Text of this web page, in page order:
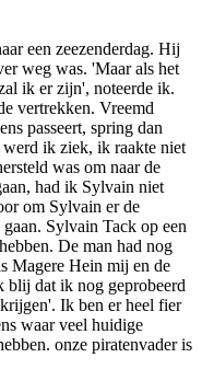
een zeezenderdag. Hij
weg was. 'Maar als het
ik er zijn', noteerde ik.
vertrekken. Vreemd
passeert, spring dan
werd ik ziek, ik raakte niet
was om naar de
had ik Sylvain niet
om Sylvain er de
Sylvain Tack op een
De man had nog
Magere Hein mij en de
blij dat ik nog geprobeerd
Ik ben er heel fier
waar veel huidige
o­nze piratenvader is